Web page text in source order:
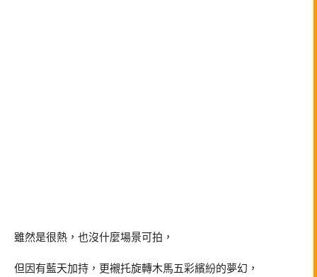
雖然是很熱，也沒什麼場景可拍，
但因有藍天加持，更襯托旋轉木馬五彩繽紛的夢幻，